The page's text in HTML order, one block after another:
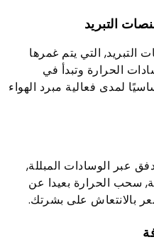
التبريد, التي يتم غمرها
الحرارة وتبدأ في
لمدى فعالية مبرد الهواء
عبر الوسادات المبللة,
سحب الحرارة بعيدا عن
بالانتعاش على بشرتك.